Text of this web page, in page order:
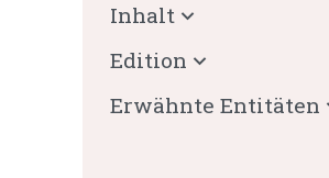
Inhalt
Edition
Erwähnte Entitäten